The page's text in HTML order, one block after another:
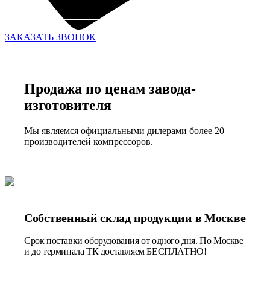
ЗАКАЗАТЬ ЗВОНОК
Продажа по ценам завода-
изготовителя
Мы являемся официальными дилерами более 20
производителей компрессоров.
Собственный склад продукции в Москве
Срок поставки оборудования от одного дня. По Москве
и до терминала ТК доставляем БЕСПЛАТНО!